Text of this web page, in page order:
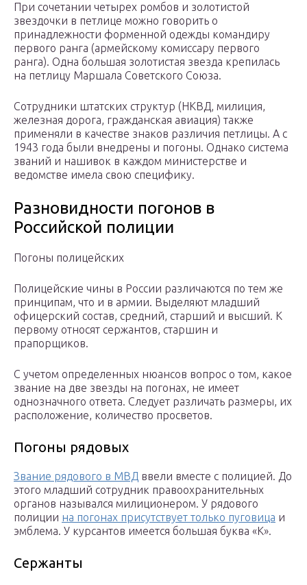
При сочетании четырех ромбов и золотистой
звездочки в петлице можно говорить о
принадлежности форменной одежды командиру
первого ранга (армейскому комиссару первого
ранга). Одна большая золотистая звезда крепилась
на петлицу Маршала Советского Союза.
Сотрудники штатских структур (НКВД, милиция,
железная дорога, гражданская авиация) также
применяли в качестве знаков различия петлицы. А с
1943 года были внедрены и погоны. Однако система
званий и нашивок в каждом министерстве и
ведомстве имела свою специфику.
Разновидности погонов в
Российской полиции
Погоны полицейских
Полицейские чины в России различаются по тем же
принципам, что и в армии. Выделяют младший
офицерский состав, средний, старший и высший. К
первому относят сержантов, старшин и
прапорщиков.
С учетом определенных нюансов вопрос о том, какое
звание на две звезды на погонах, не имеет
однозначного ответа. Следует различать размеры, их
расположение, количество просветов.
Погоны рядовых
Звание рядового в МВД ввели вместе с полицией. До
этого младший сотрудник правоохранительных
органов назывался милиционером. У рядового
полиции на погонах присутствует только пуговица и
эмблема. У курсантов имеется большая буква «К».
Сержанты